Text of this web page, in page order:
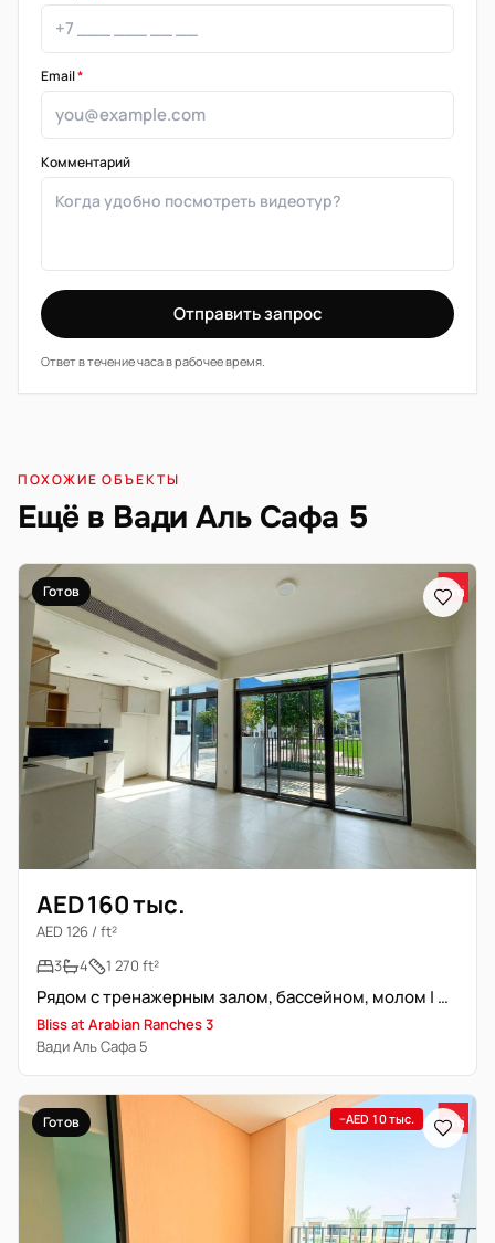
Email*
Комментарий
Отправить запрос
Ответ в течение часа в рабочее время.
ПОХОЖИЕ ОБЪЕКТЫ
Ещё в Вади Аль Сафа 5
Готов
AED 160 тыс.
AED 126 / ft²
3
4 1 270 ft²
Рядом с тренажерным залом, бассейном, молом | Первый ряд | Вид на парк
Bliss at Arabian Ranches 3
Вади Аль Сафа 5
Готов −AED 10 тыс.